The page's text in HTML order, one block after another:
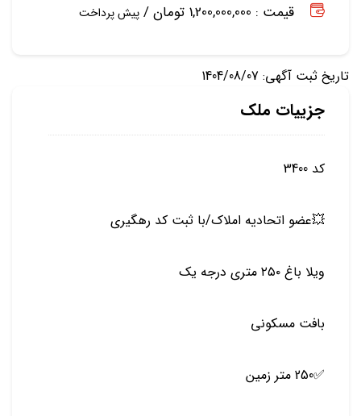
قیمت : 1,200,000,000 تومان /
پیش پرداخت
تاریخ ثبت آگهی: 1404/08/07
جزییات ملک
کد 3400
💥عضو اتحادیه املاک/با ثبت کد رهگیری
ویلا باغ ۲۵۰ متری درجه یک
بافت مسکونی
✅250 متر زمین